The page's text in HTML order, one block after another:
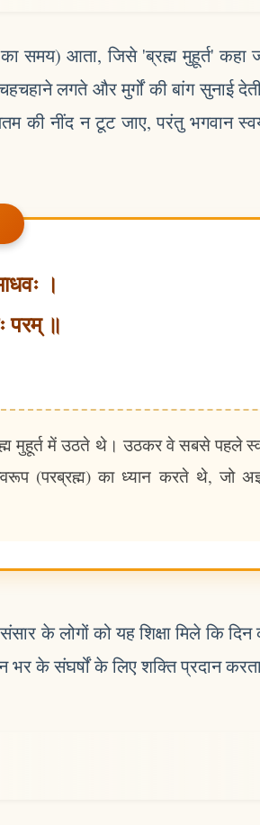
समय) आता, जिसे 'ब्रह्म मुहूर्त' कहा
लगते और मुर्गों की बांग सुनाई
की नींद न टूट जाए, परंतु भगवान
।
परम् ॥
मुहूर्त में उठते थे। उठकर वे सबसे पहले
(परब्रह्म) का ध्यान करते थे, जो
के लोगों को यह शिक्षा मिले कि
भर के संघर्षों के लिए शक्ति प्रदान